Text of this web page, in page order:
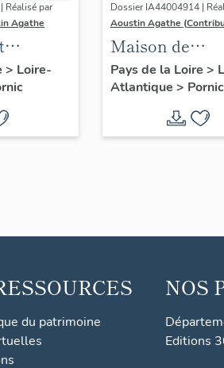
Réalisé par
Agathe
> Loire-
Dossier IA44004914 |
Aoustin Agathe
Maison de
villégiature
balnéaire dite
Magdalena, 38
boulevard de
Pays de la Loire >
Atlantique > Pornic
du patrimoine
NOS
Editions